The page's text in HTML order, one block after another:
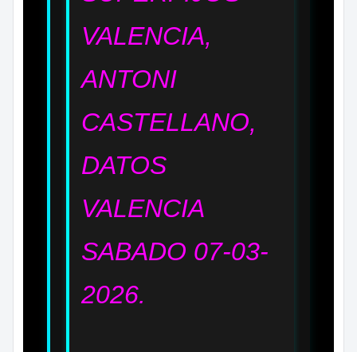
VALENCIA,
ANTONI
CASTELLANO,
DATOS
VALENCIA
SABADO 07-03-
2026.